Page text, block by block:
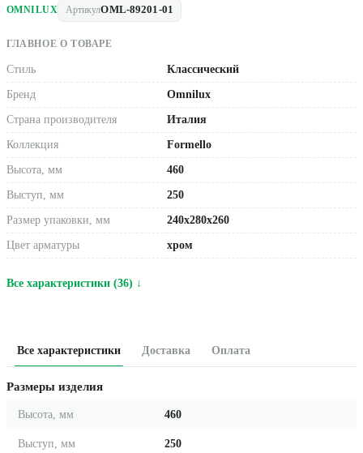
OMNILUX АртикулOML-89201-01
ГЛАВНОЕ О ТОВАРЕ
Стиль Классический
Бренд Omnilux
Страна производителя Италия
Коллекция Formello
Высота, мм 460
Выступ, мм 250
Размер упаковки, мм 240x280x260
Цвет арматуры хром
Все характеристики (36) ↓
Все характеристики Доставка Оплата
Размеры изделия
Высота, мм 460
Выступ, мм 250